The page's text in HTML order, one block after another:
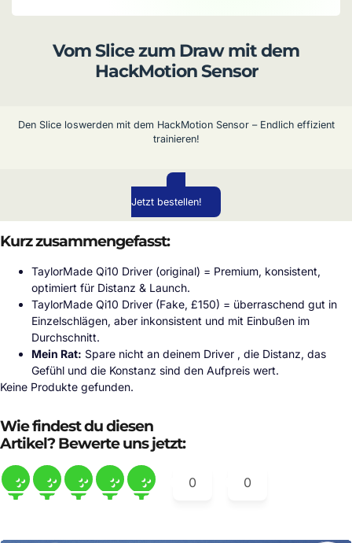
Vom Slice zum Draw mit dem
HackMotion Sensor
Den Slice loswerden mit dem HackMotion Sensor – Endlich effizient
trainieren!
Jetzt bestellen!
Kurz zusammengefasst:
TaylorMade Qi10 Driver (original) = Premium, konsistent,
optimiert für Distanz & Launch.
TaylorMade Qi10 Driver (Fake, £150) = überraschend gut in
Einzelschlägen, aber inkonsistent und mit Einbußen im
Durchschnitt.
Mein Rat: Spare nicht an deinem Driver , die Distanz, das
Gefühl und die Konstanz sind den Aufpreis wert.
Keine Produkte gefunden.
Wie findest du diesen
Artikel? Bewerte uns jetzt:
0 0